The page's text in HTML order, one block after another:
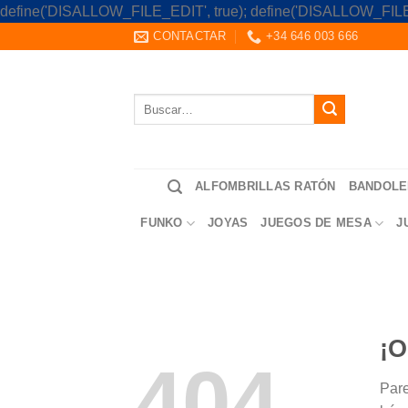
define('DISALLOW_FILE_EDIT', true);
CONTACTAR +34 646 003 666
ALFOMBRILLAS RATÓN
FUNKO JOYAS JUEGOS DE MESA